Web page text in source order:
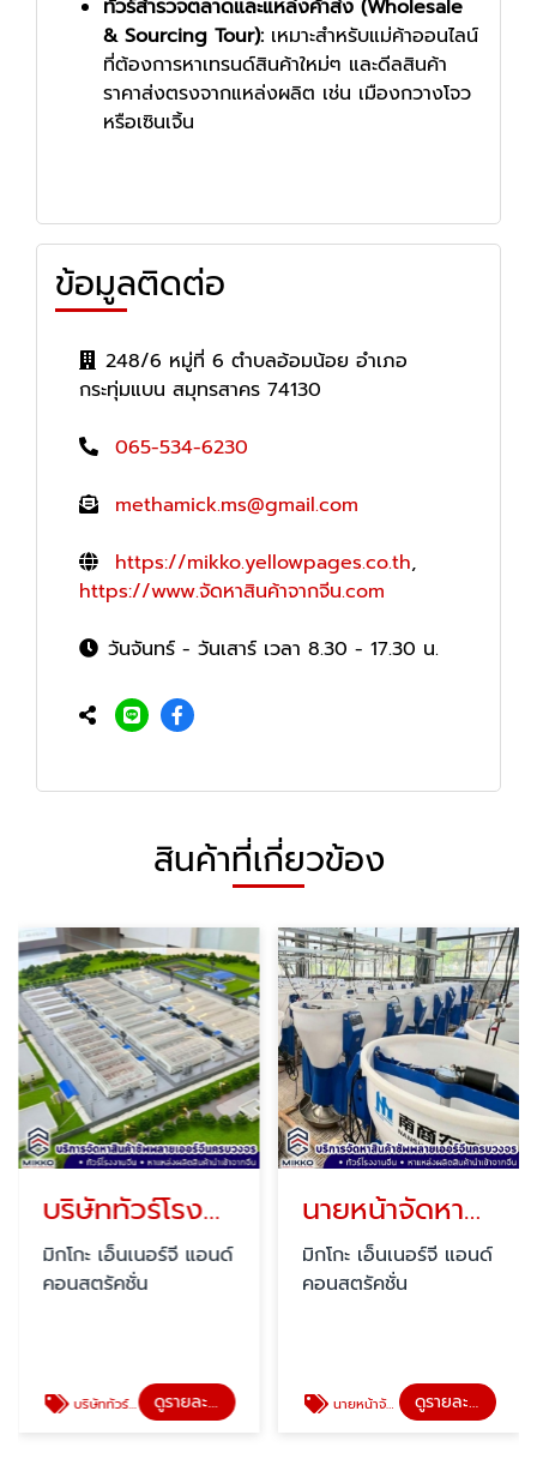
ทัวร์สำรวจตลาดและแหล่งค้าส่ง (Wholesale
& Sourcing Tour): เหมาะสำหรับแม่ค้าออนไลน์
ที่ต้องการหาเทรนด์สินค้าใหม่ๆ และดีลสินค้า
ราคาส่งตรงจากแหล่งผลิต เช่น เมืองกวางโจว
หรือเซินเจิ้น
ข้อมูลติดต่อ
248/6 หมู่ที่ 6 ตำบลอ้อมน้อย อำเภอ
กระทุ่มแบน สมุทรสาคร 74130
065-534-6230
methamick.ms@gmail.com
https://mikko.yellowpages.co.th,
https://www.จัดหาสินค้าจากจีน.com
วันจันทร์ - วันเสาร์ เวลา 8.30 - 17.30 น.
สินค้าที่เกี่ยวข้อง
บริษัททัวร์โรงงานจีน
มิกโกะ เอ็นเนอร์จี แอนด์
คอนสตรัคชั่น
บริษัททัวร์โรงงานจีน ดูรายละเอียด
นายหน้าจัดหาสินค้าจีน
มิกโกะ เอ็นเนอร์จี แอนด์
คอนสตรัคชั่น
นายหน้าจัดหาสินค้าจีน ดูรายละเอียด